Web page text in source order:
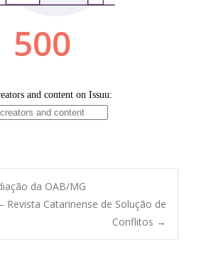
da OAB/MG
Revista Catarinense de Solução de
Conflitos →